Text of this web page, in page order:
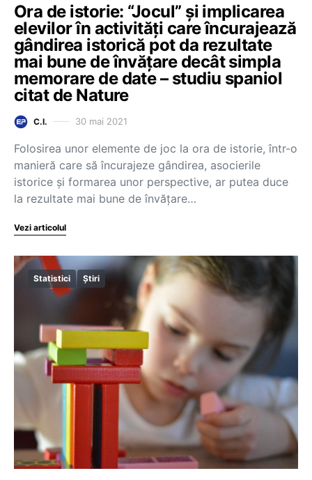
Ora de istorie: “Jocul” și implicarea
elevilor în activități care încurajează
gândirea istorică pot da rezultate
mai bune de învățare decât simpla
memorare de date – studiu spaniol
citat de Nature
C.I. 30 mai 2021
Folosirea unor elemente de joc la ora de istorie, într-o
manieră care să încurajeze gândirea, asocierile
istorice și formarea unor perspective, ar putea duce
la rezultate mai bune de învățare…
Vezi articolul
Statistici Știri